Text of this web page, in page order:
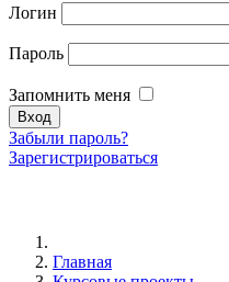
Логин
Пароль
Запомнить меня
Забыли пароль?
Зарегистрироваться
Главная